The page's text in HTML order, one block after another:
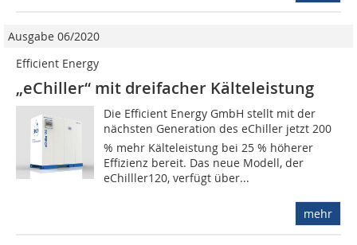
Ausgabe 06/2020
Efficient Energy
„eChiller“ mit dreifacher Kälteleistung
Die Efficient Energy GmbH stellt mit der
nächsten Generation des eChiller jetzt 200
% mehr Kälteleistung bei 25 % höherer
Effizienz bereit. Das neue Modell, der
eChilller120, verfügt über...
mehr